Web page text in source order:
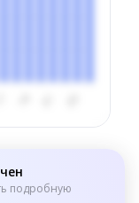
подробную